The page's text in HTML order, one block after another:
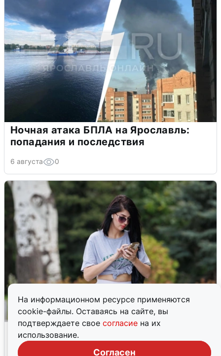
На информационном ресурсе применяются
cookie-файлы. Оставаясь на сайте, вы
подтверждаете свое согласие на их
использование.
Согласен
Ночная атака БПЛА на Ярославль:
попадания и последствия
6 августа 0
Волгоградцы остались без
мобильного интернета